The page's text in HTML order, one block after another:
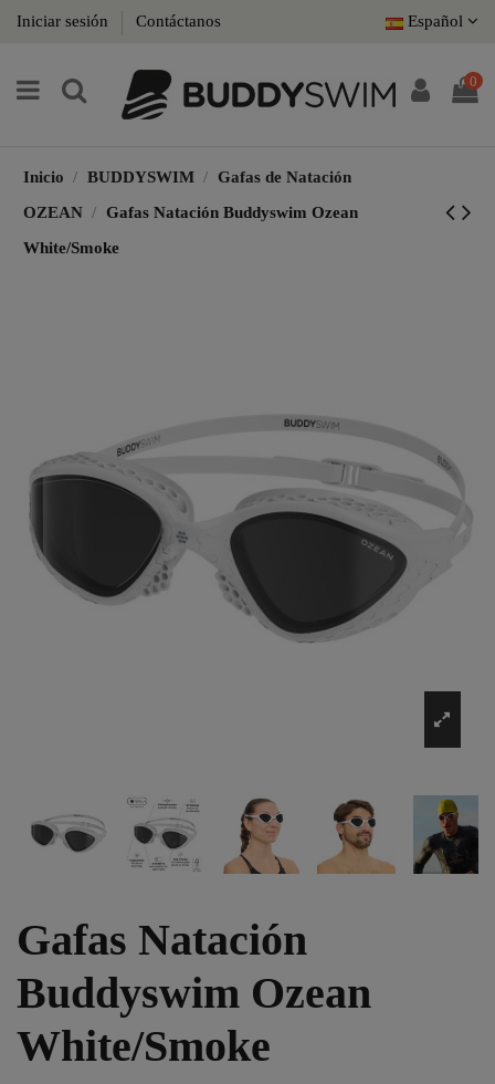
Iniciar sesión Contáctanos Español
0
Inicio BUDDYSWIM
Gafas de Natación
OZEAN
Gafas Natación Buddyswim Ozean
White/Smoke
Gafas Natación
Buddyswim Ozean
White/Smoke